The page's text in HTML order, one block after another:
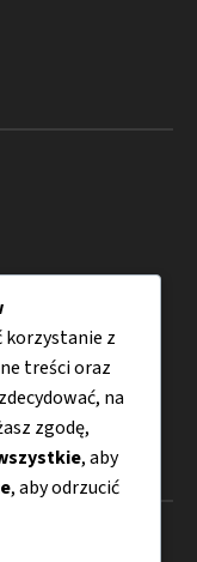
korzystanie z
treści oraz
na
zgodę,
, aby
, aby odrzucić